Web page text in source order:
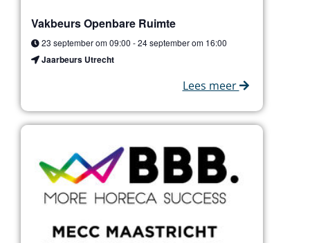
Vakbeurs Openbare Ruimte
23 september om 09:00 -24 september om 16:00
Jaarbeurs Utrecht
Lees meer